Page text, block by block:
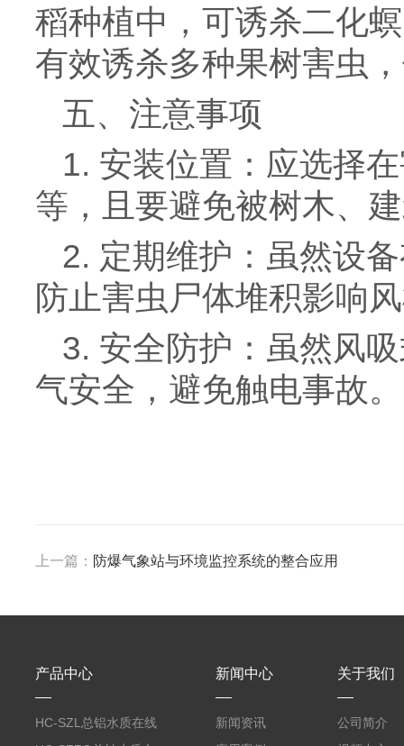
稻种植中，可诱杀二化
有效诱杀多种果树害虫
五、注意事项
1. 安装位置：应选择
等，且要避免被树木、
2. 定期维护：虽然设
防止害虫尸体堆积影响
3. 安全防护：虽然风
气安全，避免触电事故。
上一篇： 防爆气象站与环境监控系统的整合应用
产品中心
HC-SZL总铝水质在线
新闻中心
新闻资讯
关于我们
公司简介